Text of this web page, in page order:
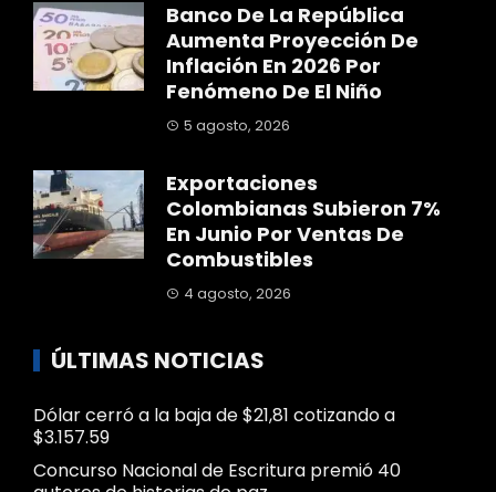
Banco De La República
Aumenta Proyección De
Inflación En 2026 Por
Fenómeno De El Niño
5 agosto, 2026
Exportaciones
Colombianas Subieron 7%
En Junio Por Ventas De
Combustibles
4 agosto, 2026
ÚLTIMAS NOTICIAS
Dólar cerró a la baja de $21,81 cotizando a
$3.157.59
Concurso Nacional de Escritura premió 40